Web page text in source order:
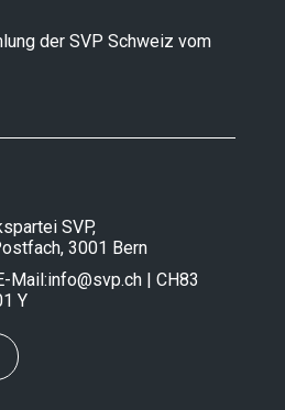
der SVP Schweiz vom
SVP,
3001 Bern
Mail:info@svp.ch | CH83
Y